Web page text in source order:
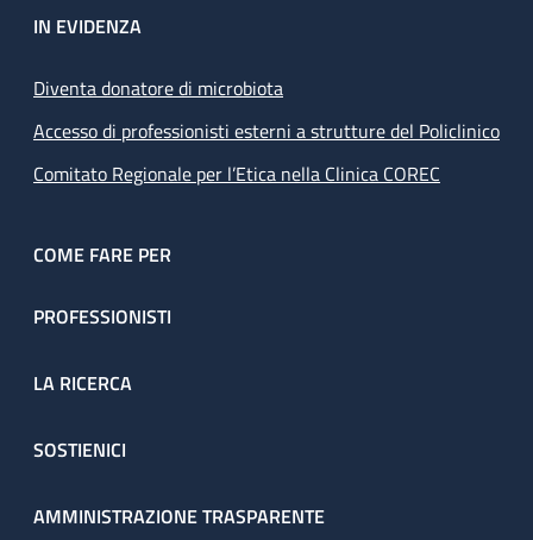
IN EVIDENZA
Diventa donatore di microbiota
Accesso di professionisti esterni a strutture del Policlinico
Comitato Regionale per l’Etica nella Clinica COREC
COME FARE PER
PROFESSIONISTI
LA RICERCA
SOSTIENICI
AMMINISTRAZIONE TRASPARENTE